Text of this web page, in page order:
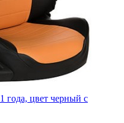
года, цвет черный с